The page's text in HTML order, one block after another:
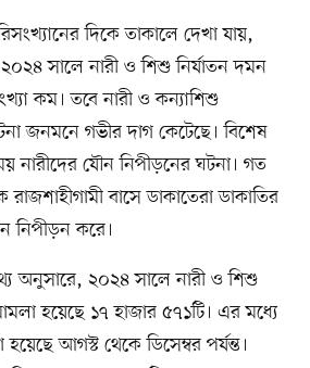
দিকে তাকালে দেখা যায়,
সালে নারী ও শিশু নির্যাতন দমন
কম। তবে নারী ও কন্যাশিশু
জনমনে গভীর দাগ কেটেছে। বিশেষ
নারীদের যৌন নিপীড়নের ঘটনা। গত
রাজশাহীগামী বাসে ডাকাতেরা ডাকাতির
নিপীড়ন করে।
অনুসারে, ২০২৪ সালে নারী ও শিশু
হয়েছে ১৭ হাজার ৫৭১টি। এর মধ্যে
আগস্ট থেকে ডিসেম্বর পর্যন্ত।